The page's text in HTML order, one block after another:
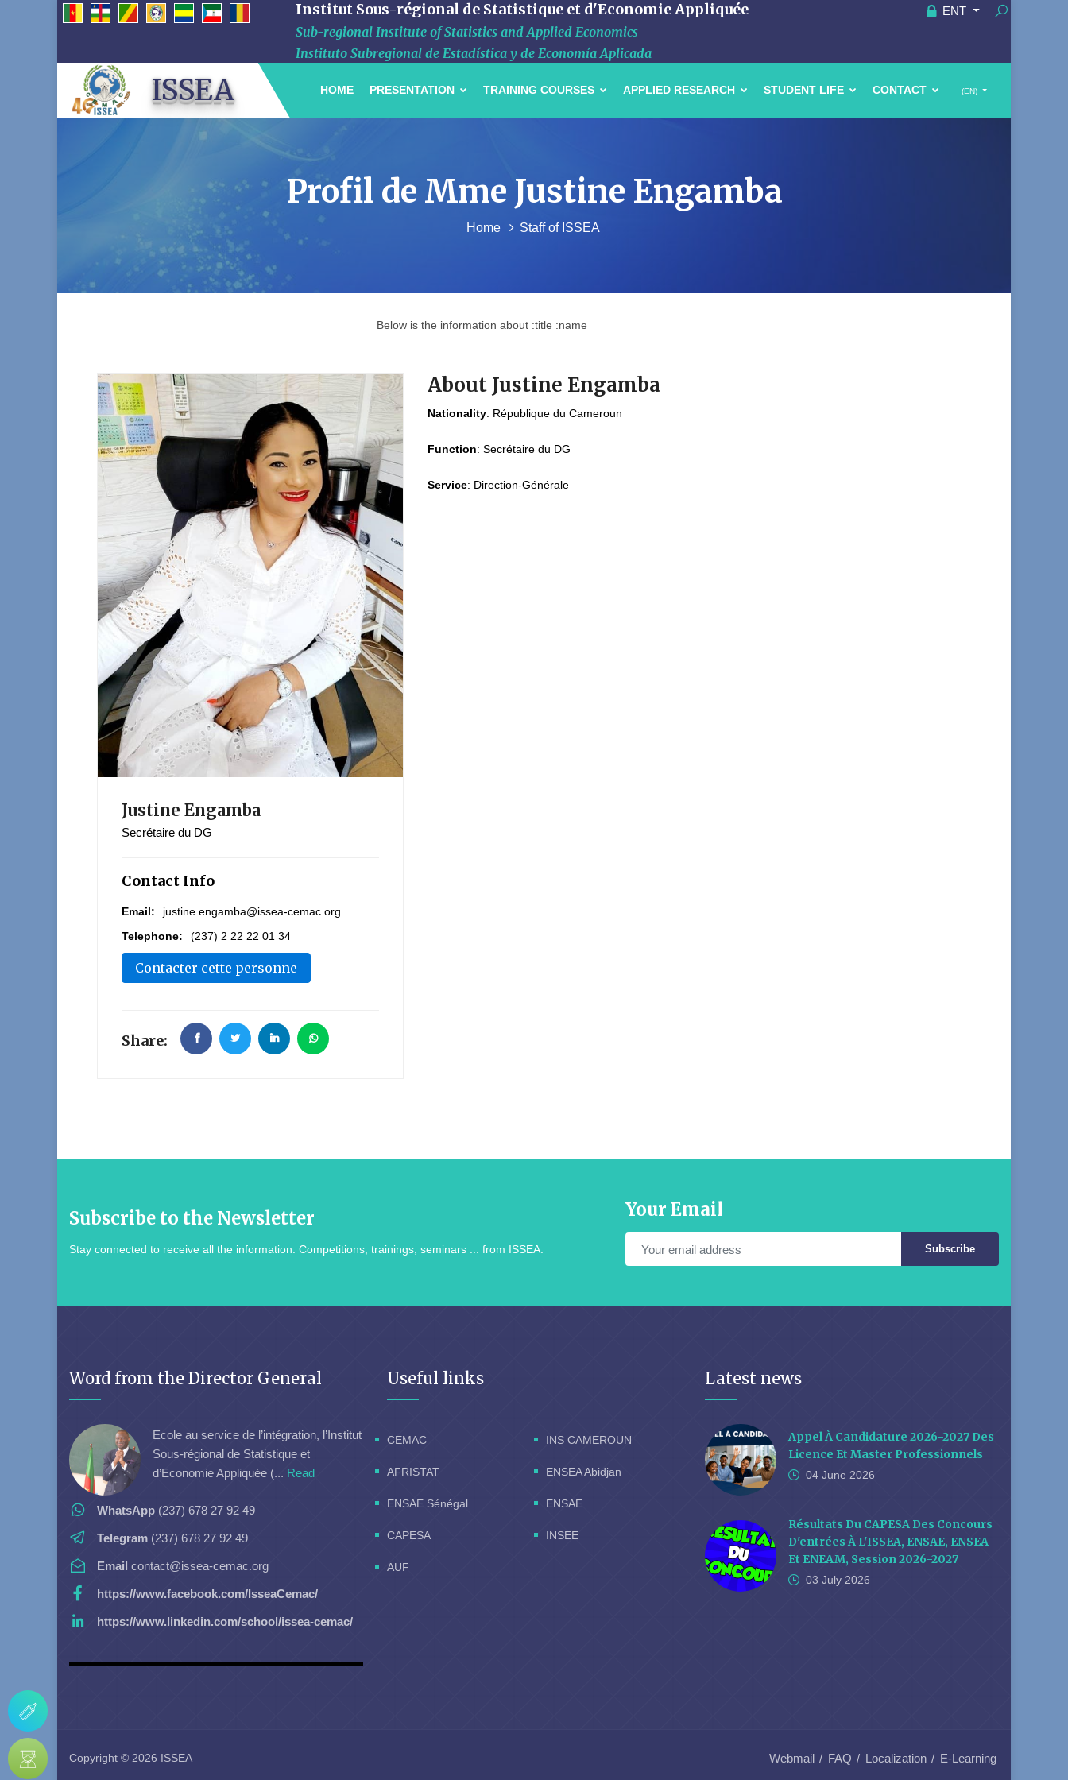
Institut Sous-régional de Statistique et d'Economie Appliquée
Sub-regional Institute of Statistics and Applied Economics
Instituto Subregional de Estadística y de Economía Aplicada
ENT
ISSEA (EN)
HOME PRESENTATION TRAINING COURSES APPLIED RESEARCH STUDENT LIFE CONTACT
Profil de Mme Justine Engamba
Home Staff of ISSEA
Below is the information about :title :name
Justine Engamba
Secrétaire du DG
Contact Info
Email:
justine.engamba@issea-cemac.org
Telephone:
(237) 2 22 22 01 34
Contacter cette personne
Share:
About Justine Engamba
Nationality: République du Cameroun
Function: Secrétaire du DG
Service: Direction-Générale
Subscribe to the Newsletter
Stay connected to receive all the information: Competitions, trainings, seminars ... from ISSEA.
Your Email
Subscribe
Word from the Director General
Ecole au service de l’intégration, l’Institut
Sous-régional de Statistique et
d’Economie Appliquée (... Read
WhatsApp (237) 678 27 92 49
Telegram (237) 678 27 92 49
Email contact@issea-cemac.org
https://www.facebook.com/IsseaCemac/
https://www.linkedin.com/school/issea-cemac/
Useful links
CEMAC INS CAMEROUN
AFRISTAT ENSEA Abidjan
ENSAE Sénégal ENSAE
CAPESA INSEE
AUF
Latest news
Appel À Candidature 2026-2027 Des
Licence Et Master Professionnels
04 June 2026
Résultats Du CAPESA Des Concours
D'entrées À L'ISSEA, ENSAE, ENSEA
Et ENEAM, Session 2026-2027
03 July 2026
Copyright © 2026 ISSEA Webmail FAQ Localization E-Learning